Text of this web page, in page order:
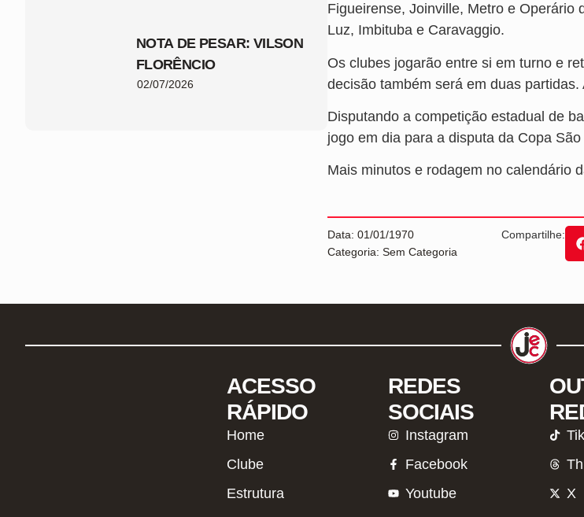
NOTA DE PESAR: VILSON
FLORÊNCIO
02/07/2026
Figueirense, Joinville, Metro e Operário
Luz, Imbituba e Caravaggio.
Os clubes jogarão entre si em turno e
decisão também será em duas
Disputando a competição estadual de
jogo em dia para a disputa da Copa
Mais minutos e rodagem no calendário
Data: 01/01/1970
Categoria: Sem Categoria
Compartilhe:
ACESSO
RÁPIDO
Home
Clube
Estrutura
REDES
SOCIAIS
Instagram
Facebook
Youtube
X